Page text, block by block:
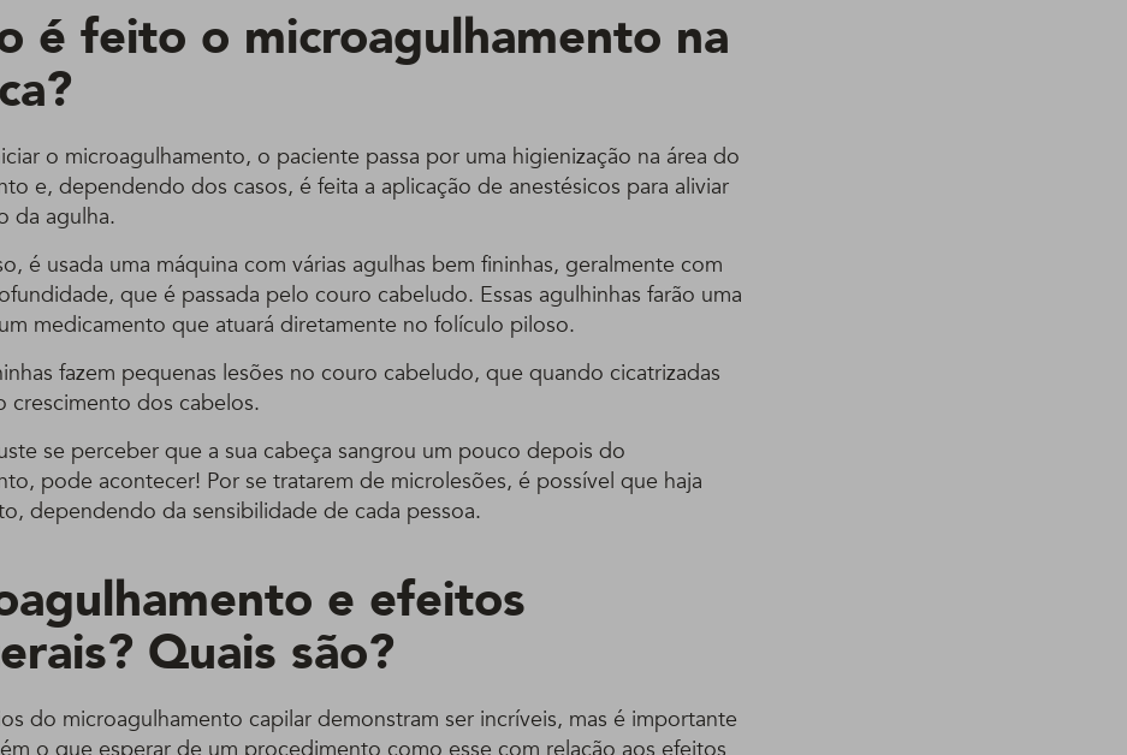
é feito o microagulhamento na
o microagulhamento, o paciente passa por uma higienização na área do
e, dependendo dos casos, é feita a aplicação de anestésicos para aliviar
da agulha.
é usada uma máquina com várias agulhas bem fininhas, geralmente com
que é passada pelo couro cabeludo. Essas agulhinhas farão uma
medicamento que atuará diretamente no folículo piloso.
fazem pequenas lesões no couro cabeludo, que quando cicatrizadas
crescimento dos cabelos.
se perceber que a sua cabeça sangrou um pouco depois do
pode acontecer! Por se tratarem de microlesões, é possível que haja
dependendo da sensibilidade de cada pessoa.
e efeitos
Quais são?
do microagulhamento capilar demonstram ser incríveis, mas é importante